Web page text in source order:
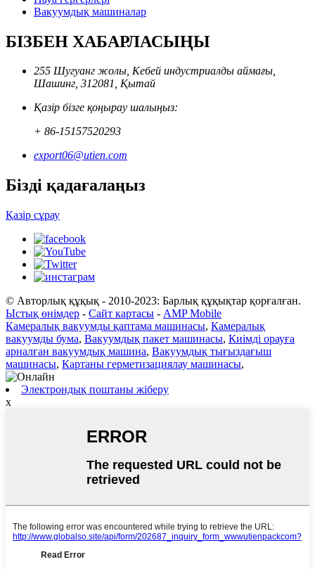
Вакуумдық машиналар
БІЗБЕН ХАБАРЛАСЫҢЫ
255 Шугуанг жолы, Кебей индустриалды аймағы,
Шашинг, 312081, Қытай
Қазір бізге қоңырау шалыңыз:
+ 86-15157520293
export06@utien.com
Бізді қадағалаңыз
Қазір сұрау
© Авторлық құқық - 2010-2023: Барлық құқықтар қорғалған.
Ыстық өнімдер - Сайт картасы - AMP Mobile
Камералық вакуумды қаптама машинасы, Камералық
вакуумды бума, Вакуумдық пакет машинасы, Киімді орауға
арналған вакуумдық машина, Вакуумдық тығыздағыш
машинасы, Картаны герметизациялау машинасы,
Электрондық поштаны жіберу
x